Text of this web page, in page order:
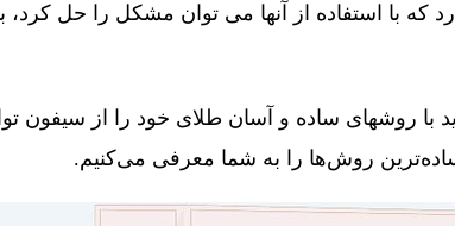
که با استفاده از آنها می توان مشکل را حل
با روشهای ساده و آسان طلای خود را از سیفون
ساده‌ترین روش‌ها را به شما معرفی می‌کنیم.